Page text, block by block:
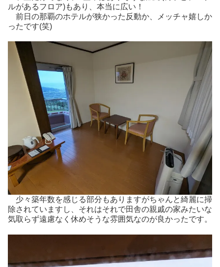
ルがあるフロア)もあり、本当に広い！
前日の那覇のホテルが狭かった反動か、メッチャ嬉しか
ったです(笑)
少々築年数を感じる部分もありますがちゃんと綺麗に掃
除されていますし、それはそれで田舎の親戚の家みたいな
気取らず遠慮なく休めそうな雰囲気なのが良かったです。